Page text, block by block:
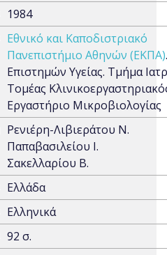
1984
Εθνικό και Καποδιστριακό
Πανεπιστήμιο Αθηνών (ΕΚΠΑ)
Επιστημών Υγείας. Τμήμα
Τομέας
Εργαστήριο Μικροβιολογίας
Ρενιέρη-Λιβιεράτου Ν.
Παπαβασιλείου Ι.
Σακελλαρίου Β.
Ελλάδα
Ελληνικά
92 σ.